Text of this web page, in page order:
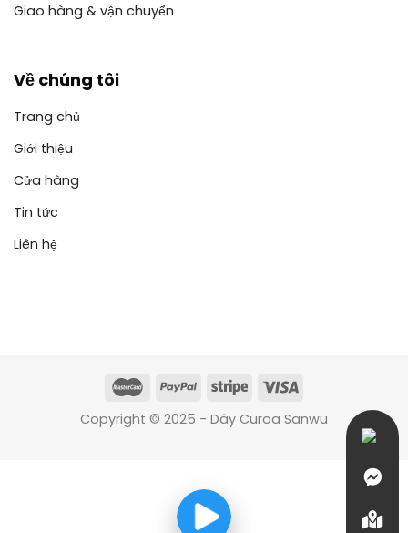
Giao hàng & vận chuyển
Về chúng tôi
Trang chủ
Giới thiệu
Cửa hàng
Tin tức
Liên hệ
Copyright © 2025 - Dây Curoa Sanwu